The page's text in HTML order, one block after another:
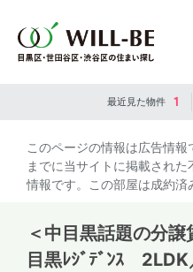
最近見た物件 1
このページの情報は広告情
までに当サイトに掲載され
情報です。この部屋は成約済
＜中目黒話題の分
目黒ﾚｼﾞﾃﾞﾝｽ